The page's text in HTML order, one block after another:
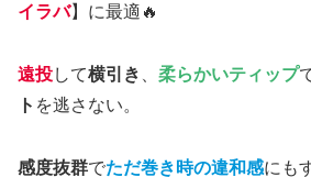
イラバ】に最適🔥
遠投して横引き 柔らかいティップ
ト を逃さない。
感度抜群でただ巻き時の違和感にも